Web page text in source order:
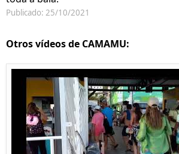
Publicado: 25/10/2021
Otros vídeos de CAMAMU: